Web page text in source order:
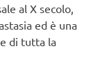
al X secolo,
ed è una
di tutta la